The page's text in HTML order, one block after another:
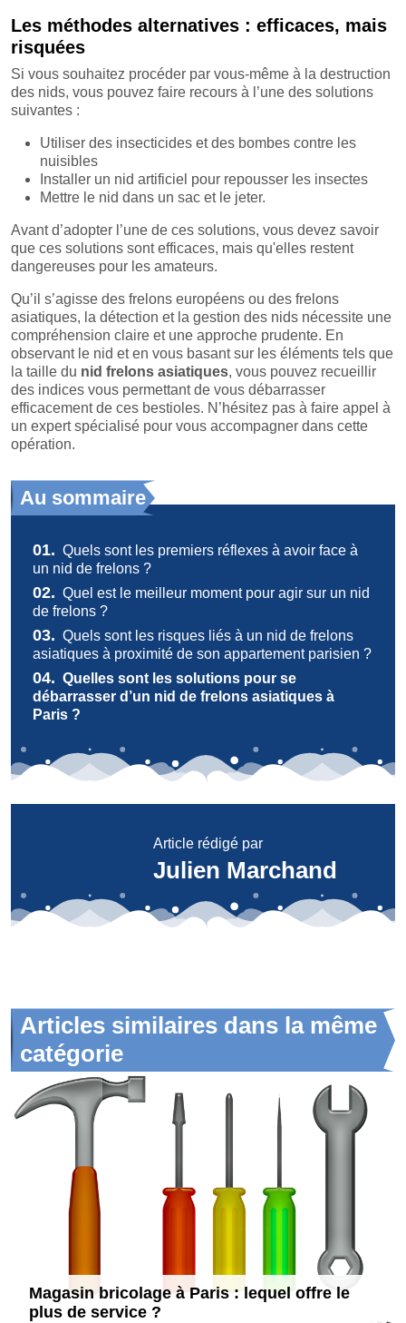
Les méthodes alternatives : efficaces, mais
risquées
Si vous souhaitez procéder par vous-même à la destruction
des nids, vous pouvez faire recours à l’une des solutions
suivantes :
Utiliser des insecticides et des bombes contre les
nuisibles
Installer un nid artificiel pour repousser les insectes
Mettre le nid dans un sac et le jeter.
Avant d’adopter l’une de ces solutions, vous devez savoir
que ces solutions sont efficaces, mais qu'elles restent
dangereuses pour les amateurs.
Qu’il s’agisse des frelons européens ou des frelons
asiatiques, la détection et la gestion des nids nécessite une
compréhension claire et une approche prudente. En
observant le nid et en vous basant sur les éléments tels que
la taille du nid frelons asiatiques, vous pouvez recueillir
des indices vous permettant de vous débarrasser
efficacement de ces bestioles. N’hésitez pas à faire appel à
un expert spécialisé pour vous accompagner dans cette
opération.
Au sommaire
01. Quels sont les premiers réflexes à avoir face à
un nid de frelons ?
02. Quel est le meilleur moment pour agir sur un nid
de frelons ?
03. Quels sont les risques liés à un nid de frelons
asiatiques à proximité de son appartement parisien ?
04. Quelles sont les solutions pour se
débarrasser d’un nid de frelons asiatiques à
Paris ?
Article rédigé par
Julien Marchand
Articles similaires dans la même
catégorie
Magasin bricolage à Paris : lequel offre le
plus de service ?